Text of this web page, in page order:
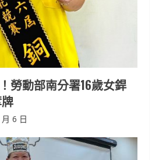
勞動部南分署16歲女銲
6 日